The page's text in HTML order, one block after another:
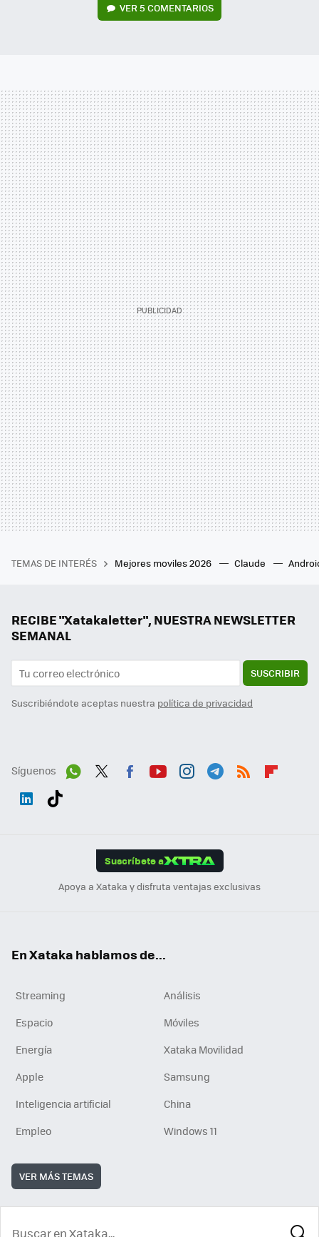
VER5 COMENTARIOS
TEMAS DE INTERÉS Mejores moviles 2026 Claude
RECIBE "Xatakaletter", NUESTRA NEWSLETTER
SEMANAL
SUSCRIBIR
Suscribiéndote aceptas nuestra política de privacidad
Síguenos
Suscríbete a
Apoya a Xataka y disfruta ventajas exclusivas
En Xataka hablamos de...
Streaming
Análisis
Espacio
Móviles
Energía
Xataka Movilidad
Apple
Samsung
Inteligencia artificial
China
Empleo
Windows 11
VER MÁS TEMAS